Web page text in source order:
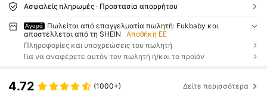
Ασφαλείς πληρωμές · Προστασία απορρήτου
Αγορά
Πωλείται από επαγγελματία πωλητή: Fukbaby και
αποστέλλεται από τη SHEIN
Αποθήκη ΕΕ
Πληροφορίες και υποχρεώσεις του πωλητή
Για να αναφέρετε αυτόν τον πωλητή ή/και το προϊόν
4.72 (1000+) Δείτε περισσότερα